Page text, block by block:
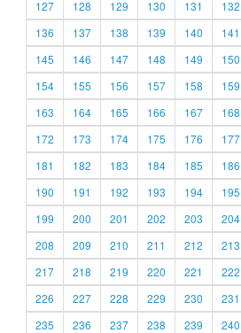
127
128 129 130 131 132
136
137 138 139 140 141
145
146 147 148 149 150
154
155 156 157 158 159
163
164 165 166 167 168
172
173 174 175 176 177
181
182 183 184 185 186
190
191 192 193 194 195
199
200 201 202 203 204
208
209 210 211 212 213
217
218 219 220 221 222
226
227 228 229 230 231
235
236 237 238 239 240